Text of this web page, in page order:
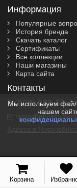
Информация
Популярные
История бренда
Скачать каталог
Сертификаты
Все коллекции
Наши магазины
Карта сайта
Контакты
8 (800) 333-69-
Адреса в
© 2010-2026 I
Parker в
Корзина
Мы используем
нашем